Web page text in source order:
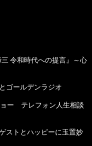
令和時代への提言』～心
ゴールデンラジオ
ー テレフォン人生相談
ストとハッピーに玉置妙